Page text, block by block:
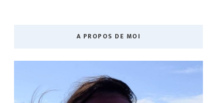
A PROPOS DE MOI